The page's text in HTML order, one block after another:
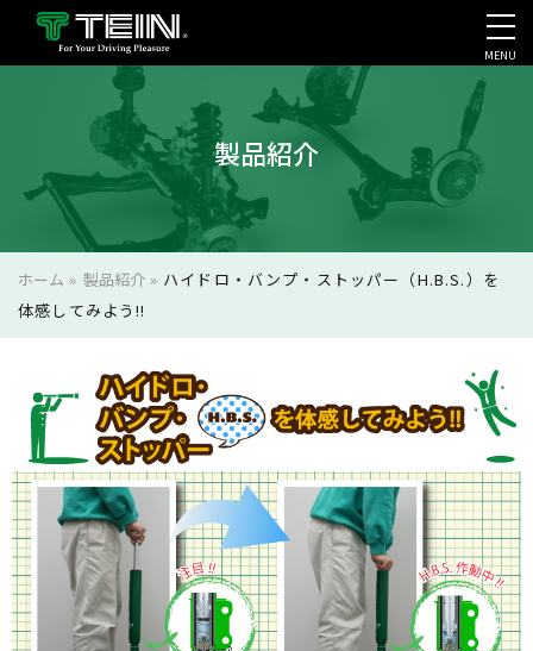
会社案内・採用・IR
MENU
製品紹介
ホーム » 製品紹介» ハイドロ・バンプ・ストッパー（H.B.S.）を
体感してみよう!!